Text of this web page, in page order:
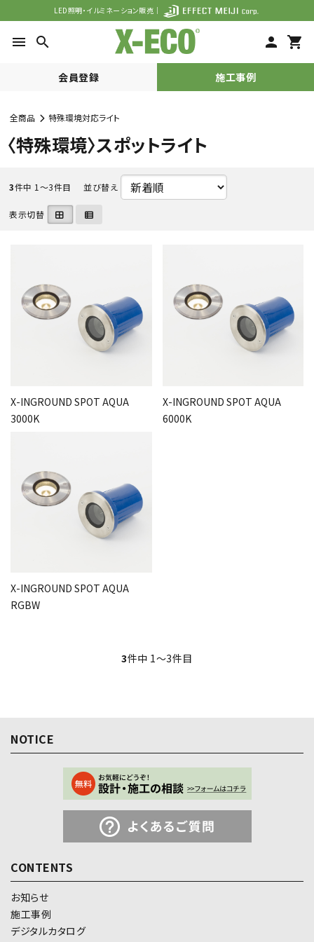
LED照明・イルミネーション販売｜
menu search person shopping_cart
会員登録 施工事例
ACCOUNT MENU
meeting_room ログイン
シーンで探す
全商品 特殊環境対応ライト
〈特殊環境〉スポットライト
3件中 1〜3件目 並び替え
表示切替
X-INGROUND SPOT AQUA
3000K
X-INGROUND SPOT AQUA
6000K
X-INGROUND SPOT AQUA
RGBW
3件中 1〜3件目
NOTICE
CONTENTS
お知らせ
施工事例
デジタルカタログ